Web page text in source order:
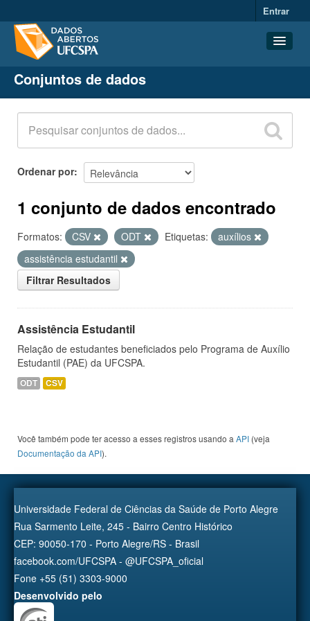
Entrar
Conjuntos de dados
Organizações
Grupos
Sobre
Conjuntos de dados
Ordenar por
1 conjunto de dados encontrado
Formatos: CSV ODT Etiquetas:
auxílios
assistência estudantil
Filtrar Resultados
Assistência Estudantil
Relação de estudantes beneficiados pelo Programa de Auxílio
Estudantil (PAE) da UFCSPA.
ODT CSV
Você também pode ter acesso a esses registros usando a API (veja
Documentação da API).
Universidade Federal de Ciências da Saúde de Porto Alegre
Rua Sarmento Leite, 245 - Bairro Centro Histórico
CEP: 90050-170 - Porto Alegre/RS - Brasil
facebook.com/UFCSPA - @UFCSPA_oficial
Fone +55 (51) 3303-9000
Desenvolvido pelo